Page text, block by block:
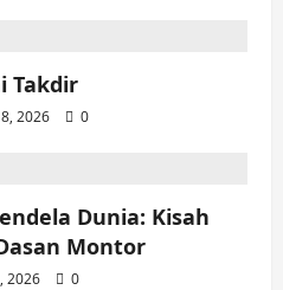
Takdir
2026
0
Dunia: Kisah
Montor
2026 0